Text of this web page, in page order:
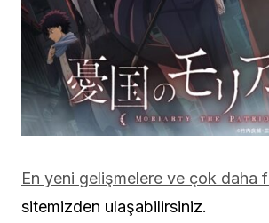
En yeni gelişmelere ve çok daha
sitemizden ulaşabilirsiniz.